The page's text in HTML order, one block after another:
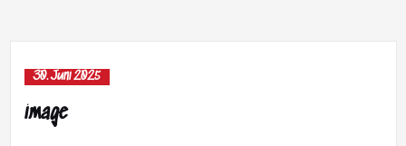
30. Juni 2025
image